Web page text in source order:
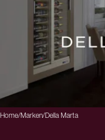
Home/Marken/ Della Marta